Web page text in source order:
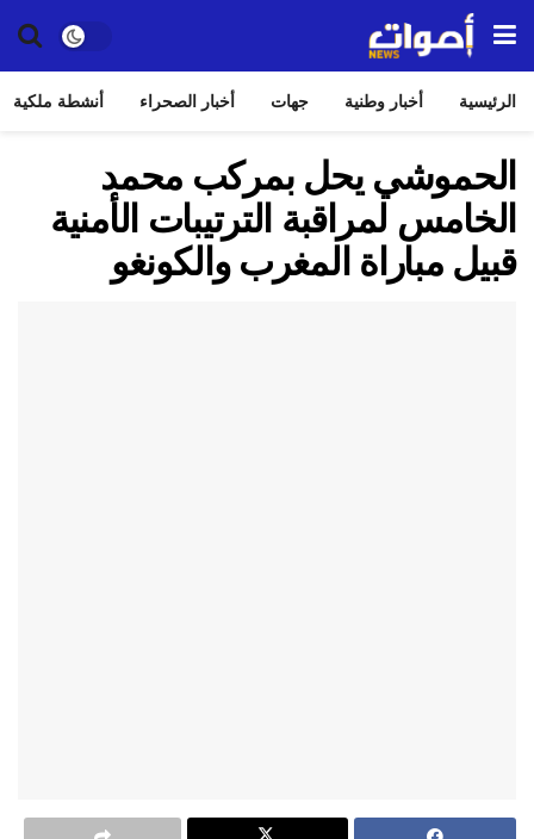
الرئيسية أخبار وطنية جهات أخبار الصحراء أنشطة ملكية
الحموشي يحل بمركب محمد
الخامس لمراقبة الترتيبات الأمنية
قبيل مباراة المغرب والكونغو